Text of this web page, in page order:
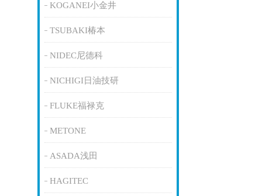
KOGANEI小金井
TSUBAKI椿本
NIDEC尼德科
NICHIGI日油技研
FLUKE福禄克
METONE
ASADA浅田
HAGITEC